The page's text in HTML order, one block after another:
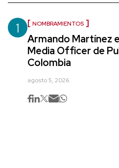
1 NOMBRAMIENTOS
Armando Martínez
Media Officer de
Colombia
agosto 5, 2026